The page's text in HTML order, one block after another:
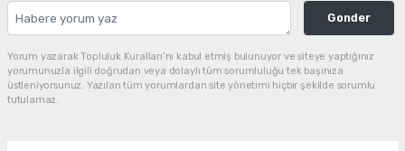
Gonder
Yorum yazarak Topluluk Kuralları’nı kabul etmiş bulunuyor ve siteye yaptığınız
yorumunuzla ilgili doğrudan veya dolaylı tüm sorumluluğu tek başınıza
üstleniyorsunuz. Yazılan tüm yorumlardan site yönetimi hiçbir şekilde sorumlu
tutulamaz.